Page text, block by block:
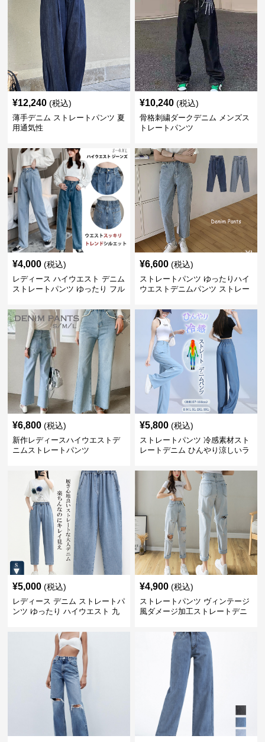
¥12,240 (税込)
薄手デニム ストレートパンツ 夏
用通気性
¥10,240 (税込)
骨格刺繍ダークデニム メンズス
トレートパンツ
¥4,000 (税込)
レディース ハイウエスト デニム
ストレートパンツ ゆったり フル
¥6,600 (税込)
ストレートパンツ ゆったりハイ
ウエストデニムパンツ ストレー
¥6,800 (税込)
新作レディースハイウエストデ
ニムストレートパンツ
¥5,800 (税込)
ストレートパンツ 冷感素材スト
レートデニム ひんやり涼しいラ
¥5,000 (税込)
レディース デニム ストレートパ
ンツ ゆったり ハイウエスト 九
¥4,900 (税込)
ストレートパンツ ヴィンテージ
風ダメージ加工ストレートデニ